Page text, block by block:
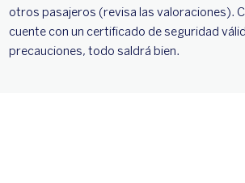
otros pasajeros (revisa las valoraciones).
cuente con un certificado de seguridad
precauciones, todo saldrá bien.